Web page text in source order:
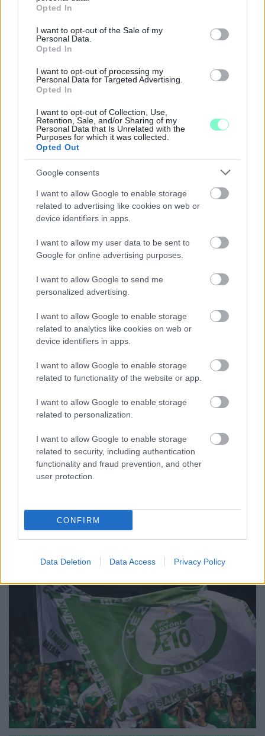
use your data for below specified purposes in below Google
consent section.
Opted In
I want to opt-out of the Sale of my
Personal Data.
Opted In
I want to opt-out of processing my
Personal Data for Targeted Advertising.
Opted In
I want to opt-out of Collection, Use,
Retention, Sale, and/or Sharing of my
Personal Data that Is Unrelated with the
Purposes for which it was collected.
Opted Out
Google consents
I want to allow Google to enable storage
related to advertising like cookies on web or
device identifiers in apps.
I want to allow my user data to be sent to
Google for online advertising purposes.
I want to allow Google to send me
personalized advertising.
I want to allow Google to enable storage
related to analytics like cookies on web or
device identifiers in apps.
I want to allow Google to enable storage
related to functionality of the website or app.
I want to allow Google to enable storage
related to personalization.
I want to allow Google to enable storage
related to security, including authentication
functionality and fraud prevention, and other
user protection.
CONFIRM
Data Deletion Data Access Privacy Policy
ÖRÖMHÍR: TÍZ ÉVE NEM VOLT ILYEN ALACSONY AZ
INFLÁCIÓ MAGYARORSZÁGON
Júliusban mindössze 1,2 százalékkal emelkedtek éves
összevetésben a fogyasztói árak, miközben az élelmiszerek ára
már csökkent.
A BAROKK ÖSSZES ÁRNYALATA ÉS MÉG EGY SOR
KIVÁLÓ PROGRAM VÁR MINDENKIT EZEN A HÉTVÉGÉN
GYŐRBEN
Középpontban a hagyományőrzés, de lesz Pogány Induló és